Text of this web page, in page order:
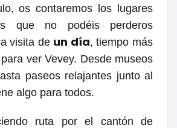
os contaremos los lugares
que no podéis perderos
visita de un día, tiempo más
ver Vevey. Desde museos
paseos relajantes junto al
algo para todos.
ruta por el cantón de